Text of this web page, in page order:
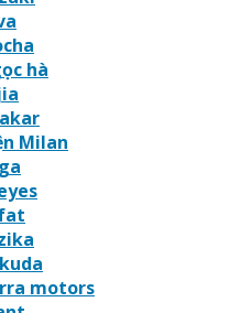
hà
Milan
motors